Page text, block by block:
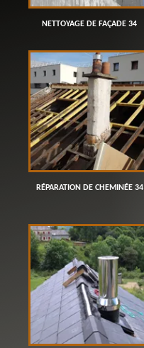
NETTOYAGE DE FAÇADE 34
RÉPARATION DE CHEMINÉE 34